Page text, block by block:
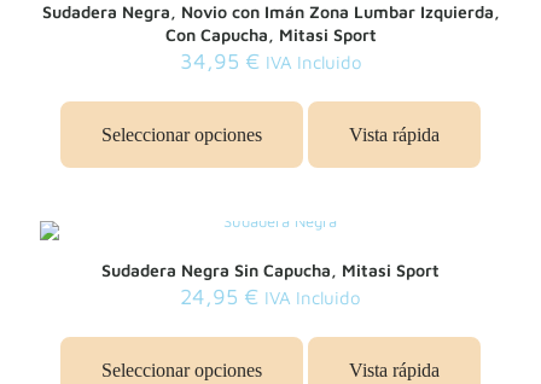
Sudadera Negra, Novio con Imán Zona Lumbar Izquierda,
Con Capucha, Mitasi Sport
34,95 € IVA Incluido
Seleccionar opciones
producto
múltiples
opciones
pueden
elegir
la
página
Vista rápida
Sudadera Negra Sin Capucha, Mitasi Sport
24,95 € IVA Incluido
Seleccionar opciones
producto
Vista rápida